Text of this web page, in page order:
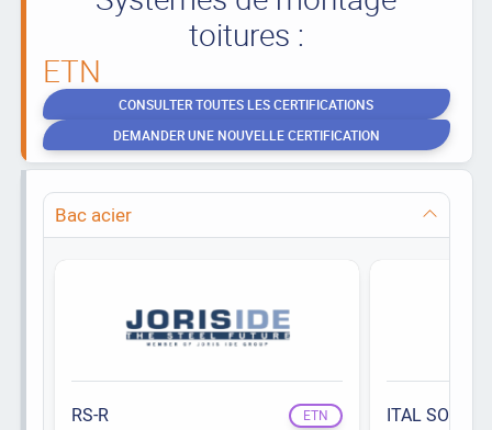
toitures :
ETN
CONSULTER TOUTES LES CERTIFICATIONS
DEMANDER UNE NOUVELLE CERTIFICATION
Bac acier
RS-R ETN ITAL SOLAR